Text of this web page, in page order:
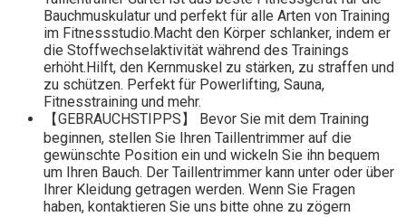
Bauchmuskulatur und perfekt für alle Arten von Training
im Fitnessstudio.Macht den Körper schlanker, indem er
die Stoffwechselaktivität während des Trainings
erhöht.Hilft, den Kernmuskel zu stärken, zu straffen und
zu schützen. Perfekt für Powerlifting, Sauna,
Fitnesstraining und mehr.
【GEBRAUCHSTIPPS】 Bevor Sie mit dem Training
beginnen, stellen Sie Ihren Taillentrimmer auf die
gewünschte Position ein und wickeln Sie ihn bequem
um Ihren Bauch. Der Taillentrimmer kann unter oder über
Ihrer Kleidung getragen werden. Wenn Sie Fragen
haben, kontaktieren Sie uns bitte ohne zu zögern